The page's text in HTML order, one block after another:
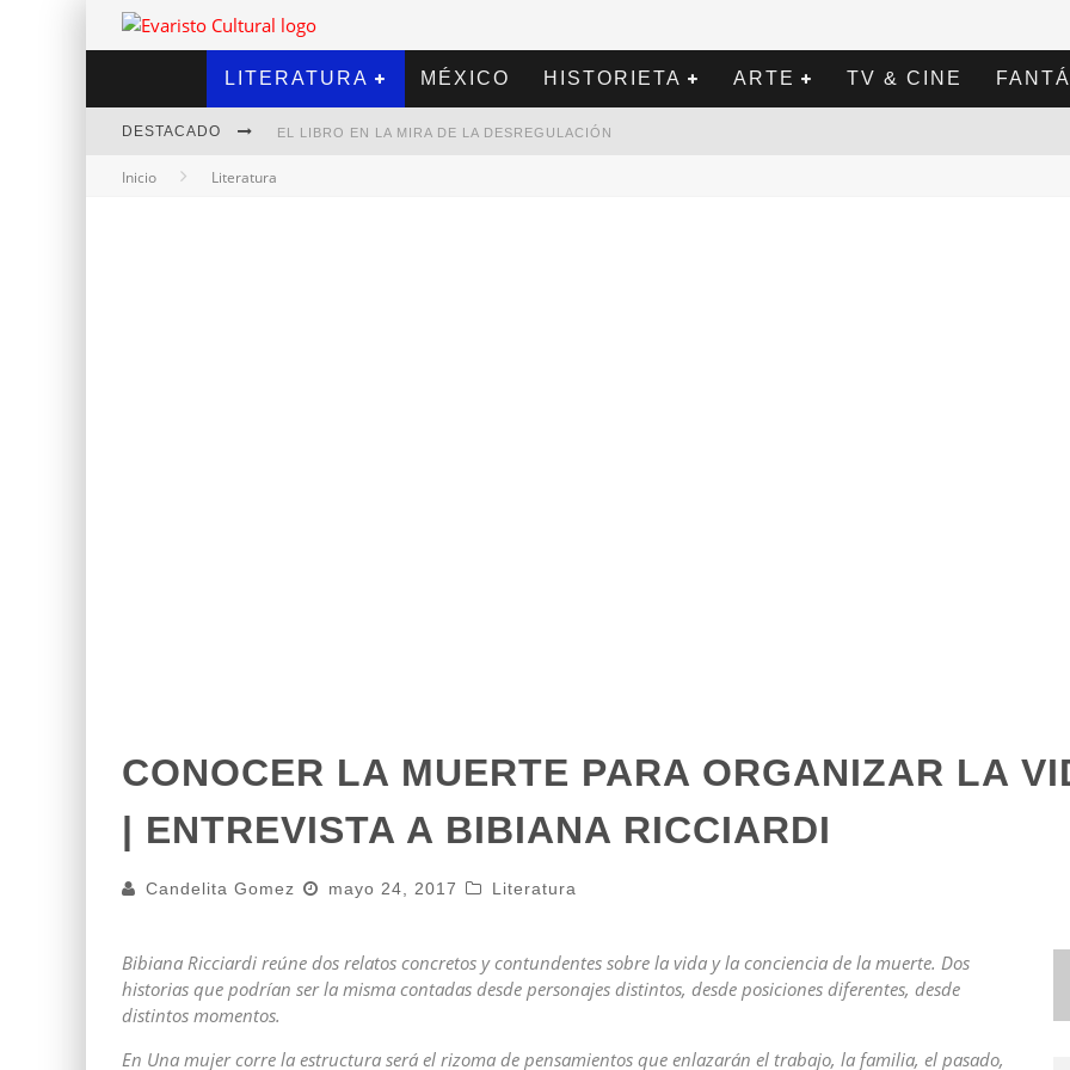
LITERATURA MÉXICO HISTORIETA ARTE TV & CINE
DESTACADO EL LIBRO EN LA MIRA DE LA DESREGULACIÓN
Inicio Literatura
CONOCER LA MUERTE PARA ORGANIZAR LA
| ENTREVISTA A BIBIANA RICCIARDI
Candelita Gomez mayo 24, 2017 Literatura
Bibiana Ricciardi reúne dos relatos concretos y contundentes sobre la vida y la conciencia de la muerte. Dos
historias que podrían ser la misma contadas desde personajes distintos, desde posiciones diferentes, desde
distintos momentos.
En Una mujer corre la estructura será el rizoma de pensamientos que enlazarán el trabajo, la familia, el pasado,